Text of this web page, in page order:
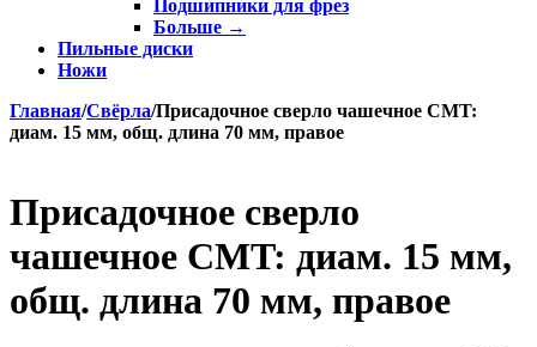
Подшипники для фрез
Больше →
Пильные диски
Ножи
Главная/Свёрла/Присадочное сверло чашечное CMT:
диам. 15 мм, общ. длина 70 мм, правое
Присадочное сверло
чашечное CMT: диам. 15 мм,
общ. длина 70 мм, правое